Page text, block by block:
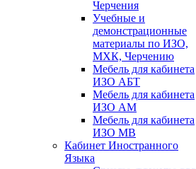
Черчения
Учебные и
демонстрационные
материалы по ИЗО,
МХК, Черчению
Мебель для кабинета
ИЗО АБТ
Мебель для кабинета
ИЗО АМ
Мебель для кабинета
ИЗО МВ
Кабинет Иностранного
Языка